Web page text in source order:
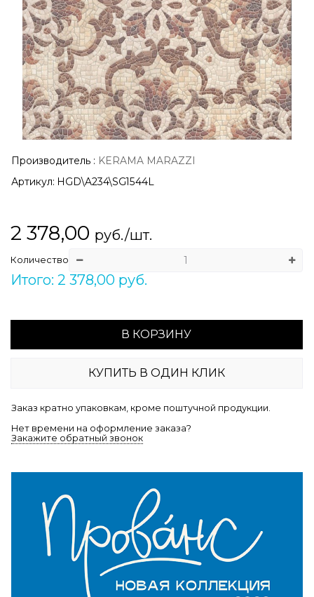
Производитель : KERAMA MARAZZI
Артикул: HGD\A234\SG1544L
2 378,00 руб./шт.
Количество
Итого: 2 378,00 руб.
В КОРЗИНУ
КУПИТЬ В ОДИН КЛИК
Заказ кратно упаковкам, кроме поштучной продукции.
Нет времени на оформление заказа?
Закажите обратный звонок